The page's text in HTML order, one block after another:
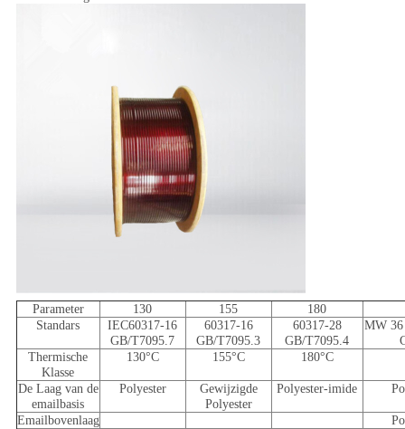
Parameter 130 155
180
Standars
IEC60317-16
GB/T7095.7
60317-16
GB/T7095.3
60317-28
GB/T7095.4
MW 36
Thermische
Klasse
130°C 155°C 180°C
De Laag van de
emailbasis
Polyester
Gewijzigde
Polyester
Polyester-imide
Emailbovenlaag